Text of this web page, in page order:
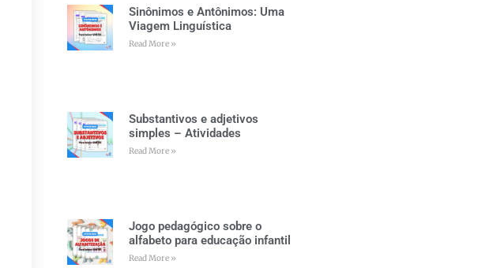
Sinônimos e Antônimos: Uma
Viagem Linguística
Read More »
Substantivos e adjetivos
simples – Atividades
Read More »
Jogo pedagógico sobre o
alfabeto para educação infantil
Read More »